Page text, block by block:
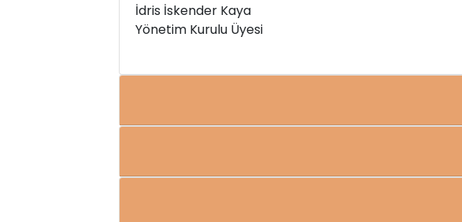
İdris İskender Kaya
Yönetim Kurulu Üyesi